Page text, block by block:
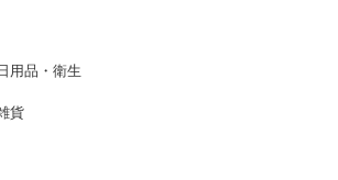
用品・衛生
貨